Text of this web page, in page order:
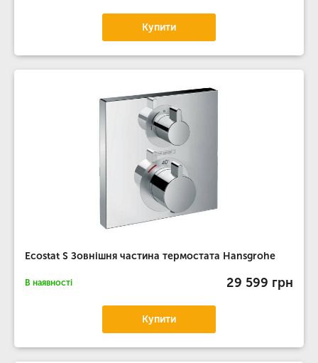
Купити
Ecostat S Зовнішня частина термостата Hansgrohe
В наявності 29 599 грн
Купити